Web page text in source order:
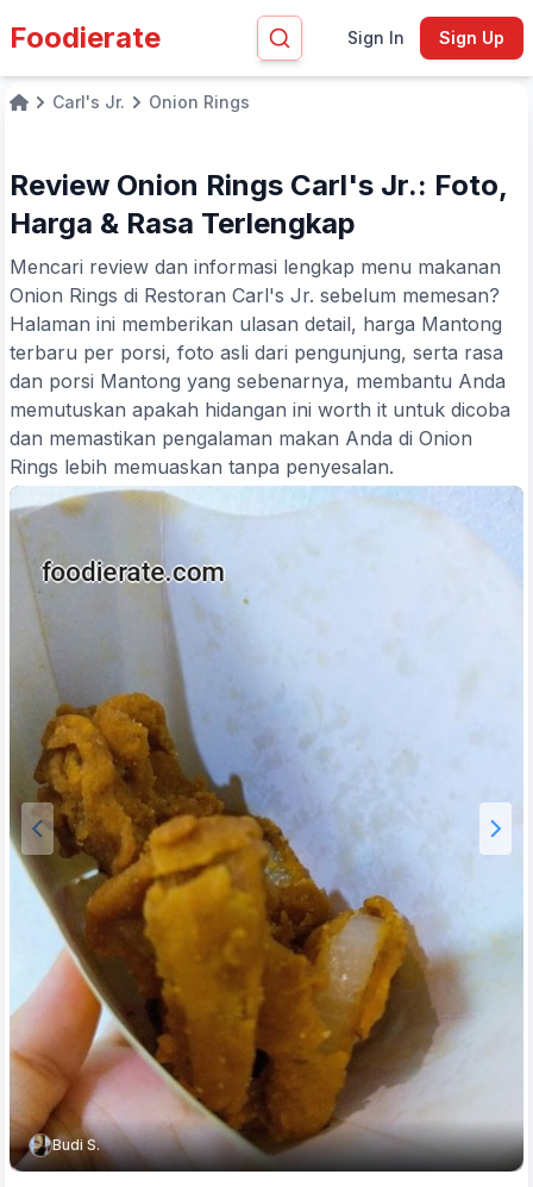
Foodierate Sign In Sign Up
HomeCarl's Jr. Onion Rings
Review Onion Rings Carl's Jr.: Foto,
Harga & Rasa Terlengkap
Mencari review dan informasi lengkap menu makanan
Onion Rings di Restoran Carl's Jr. sebelum memesan?
Halaman ini memberikan ulasan detail, harga Mantong
terbaru per porsi, foto asli dari pengunjung, serta rasa
dan porsi Mantong yang sebenarnya, membantu Anda
memutuskan apakah hidangan ini worth it untuk dicoba
dan memastikan pengalaman makan Anda di Onion
Rings lebih memuaskan tanpa penyesalan.
Budi S.